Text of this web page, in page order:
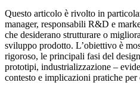
Questo articolo è rivolto in
manager, responsabili R&D e
che desiderano strutturare o
sviluppo prodotto. L’obiettivo è
rigoroso, le principali fasi del
prototipi, industrializzazione –
contesto e implicazioni pratiche